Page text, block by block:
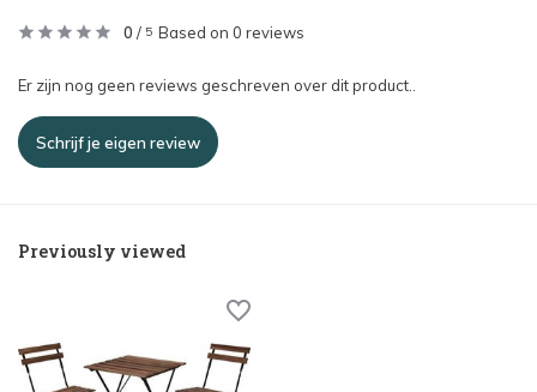
0 / 5 Based on 0 reviews
Er zijn nog geen reviews geschreven over dit product..
Schrijf je eigen review
Previously viewed